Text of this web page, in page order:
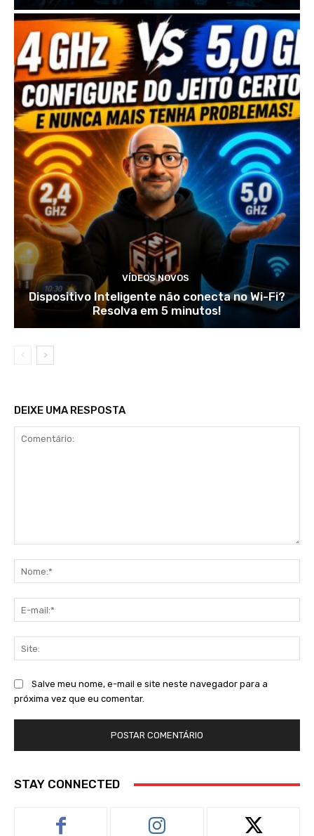
VÍDEOS NOVOS
Dispositivo Inteligente não conecta no Wi-Fi?
Resolva em 5 minutos!
DEIXE UMA RESPOSTA
Salve meu nome, e-mail e site neste navegador para a
próxima vez que eu comentar.
STAY CONNECTED